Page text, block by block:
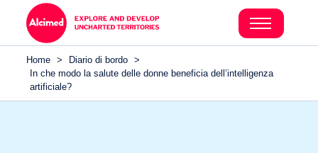
Home > Diario di bordo >
In che modo la salute delle donne beneficia dell’intelligenza
artificiale?